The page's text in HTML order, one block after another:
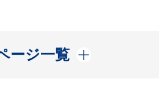
ージ一覧
開く